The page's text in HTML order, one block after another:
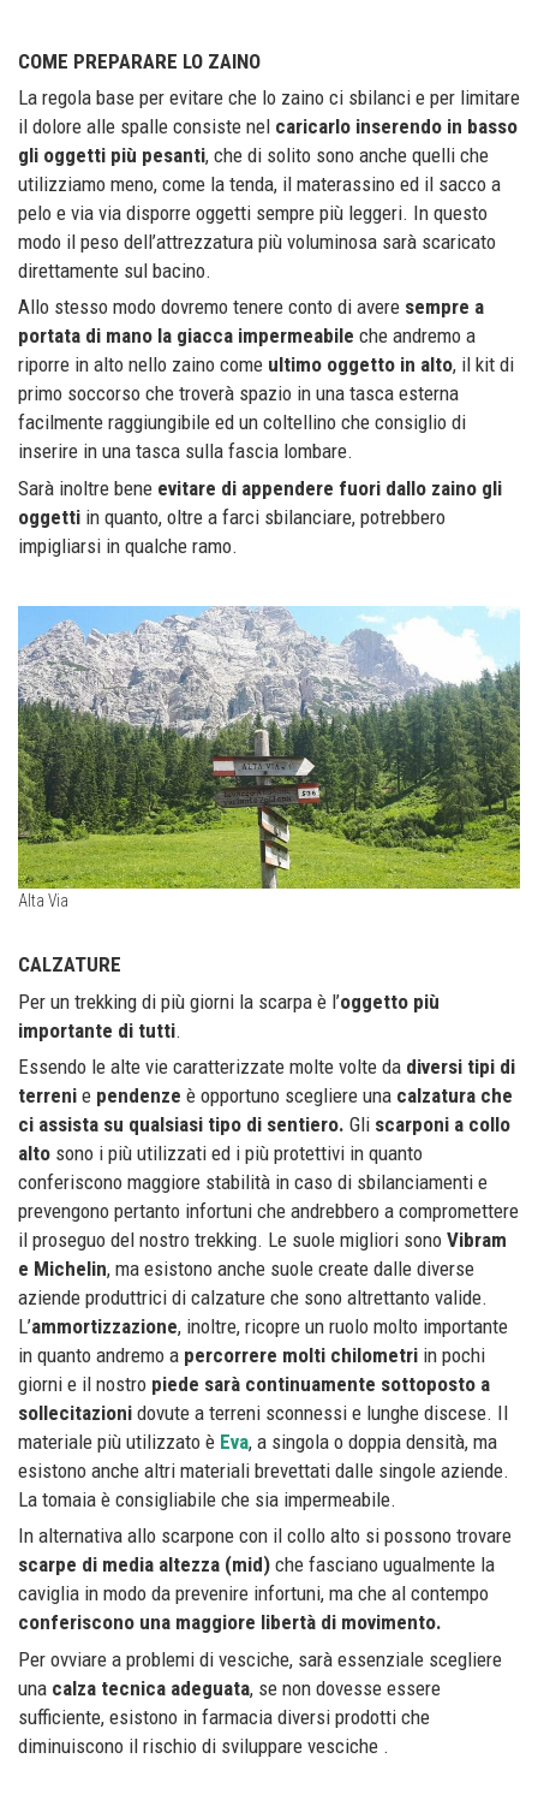
COME PREPARARE LO ZAINO
La regola base per evitare che lo zaino ci sbilanci e per limitare
il dolore alle spalle consiste nel caricarlo inserendo in basso
gli oggetti più pesanti, che di solito sono anche quelli che
utilizziamo meno, come la tenda, il materassino ed il sacco a
pelo e via via disporre oggetti sempre più leggeri. In questo
modo il peso dell’attrezzatura più voluminosa sarà scaricato
direttamente sul bacino.
Allo stesso modo dovremo tenere conto di avere sempre a
portata di mano la giacca impermeabile che andremo a
riporre in alto nello zaino come ultimo oggetto in alto, il kit di
primo soccorso che troverà spazio in una tasca esterna
facilmente raggiungibile ed un coltellino che consiglio di
inserire in una tasca sulla fascia lombare.
Sarà inoltre bene evitare di appendere fuori dallo zaino gli
oggetti in quanto, oltre a farci sbilanciare, potrebbero
impigliarsi in qualche ramo.
Alta Via
CALZATURE
Per un trekking di più giorni la scarpa è l’oggetto più
importante di tutti.
Essendo le alte vie caratterizzate molte volte da diversi tipi di
terreni e pendenze è opportuno scegliere una calzatura che
ci assista su qualsiasi tipo di sentiero. Gli scarponi a collo
alto sono i più utilizzati ed i più protettivi in quanto
conferiscono maggiore stabilità in caso di sbilanciamenti e
prevengono pertanto infortuni che andrebbero a compromettere
il proseguo del nostro trekking. Le suole migliori sono Vibram
e Michelin, ma esistono anche suole create dalle diverse
aziende produttrici di calzature che sono altrettanto valide.
L’ammortizzazione, inoltre, ricopre un ruolo molto importante
in quanto andremo a percorrere molti chilometri in pochi
giorni e il nostro piede sarà continuamente sottoposto a
sollecitazioni dovute a terreni sconnessi e lunghe discese. Il
materiale più utilizzato è Eva, a singola o doppia densità, ma
esistono anche altri materiali brevettati dalle singole aziende.
La tomaia è consigliabile che sia impermeabile.
In alternativa allo scarpone con il collo alto si possono trovare
scarpe di media altezza (mid) che fasciano ugualmente la
caviglia in modo da prevenire infortuni, ma che al contempo
conferiscono una maggiore libertà di movimento.
Per ovviare a problemi di vesciche, sarà essenziale scegliere
una calza tecnica adeguata, se non dovesse essere
sufficiente, esistono in farmacia diversi prodotti che
diminuiscono il rischio di sviluppare vesciche .